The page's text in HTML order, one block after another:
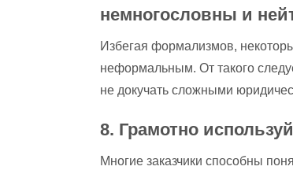
немногословны и
Избегая формализмов,
неформальным. От такого
не докучать сложными
8. Грамотно
Многие заказчики способны